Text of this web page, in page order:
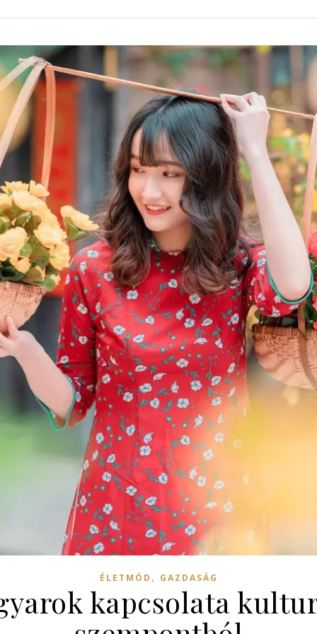
ÉLETMÓD , GAZDASÁG
kapcsolata